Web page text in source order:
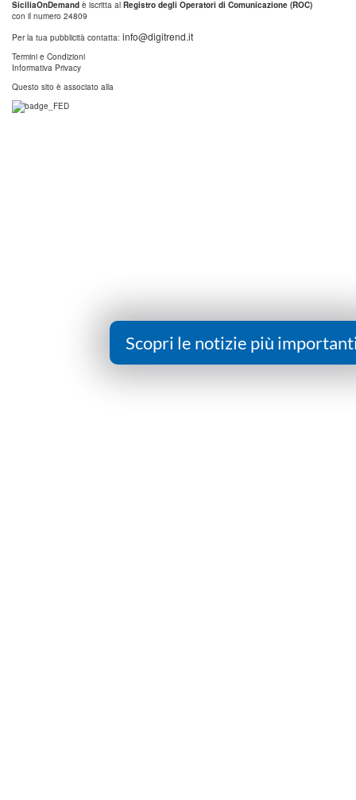
SiciliaOnDemand è iscritta al Registro degli Operatori di Comunicazione (ROC)
con il numero 24809
Per la tua pubblicità contatta: info@digitrend.it
Termini e Condizioni
Informativa Privacy
Questo sito è associato alla
Scopri le notizie più